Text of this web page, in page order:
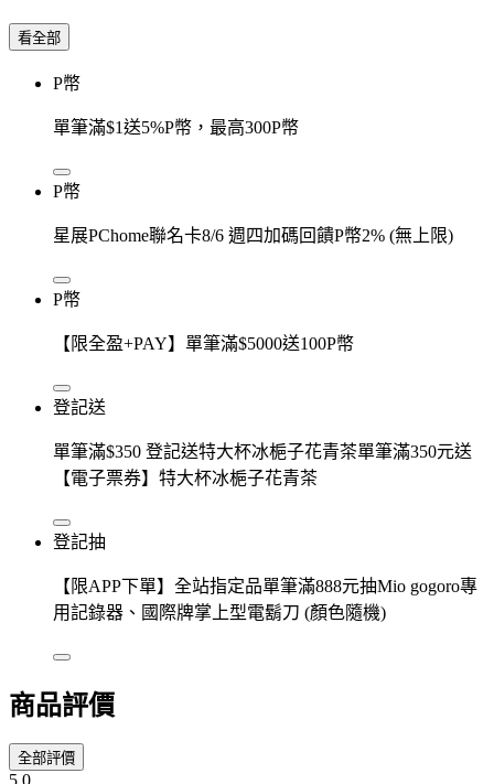
看全部
P幣
單筆滿$1送5%P幣，最高300P幣
P幣
星展PChome聯名卡8/6 週四加碼回饋P幣2% (無上限)
P幣
【限全盈+PAY】單筆滿$5000送100P幣
登記送
單筆滿$350 登記送特大杯冰梔子花青茶單筆滿350元送
【電子票券】特大杯冰梔子花青茶
登記抽
【限APP下單】全站指定品單筆滿888元抽Mio gogoro專
用記錄器、國際牌掌上型電鬍刀 (顏色隨機)
商品評價
全部評價